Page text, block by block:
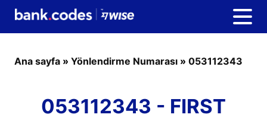
Ana sayfa » Yönlendirme Numarası » 053112343
053112343 - FIRST